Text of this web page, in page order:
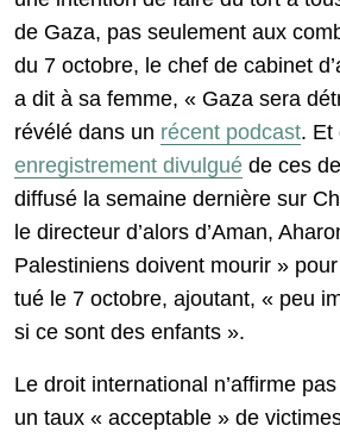
de Gaza, pas seulement aux
du 7 octobre, le chef de cabinet
a dit à sa femme, « Gaza sera
révélé dans un récent podcast. Et
enregistrement divulgué de ces
diffusé la semaine dernière sur
le directeur d’alors d’Aman,
Palestiniens doivent mourir »
tué le 7 octobre, ajoutant, « peu
si ce sont des enfants ».
Le droit international n’affirme
un taux « acceptable » de